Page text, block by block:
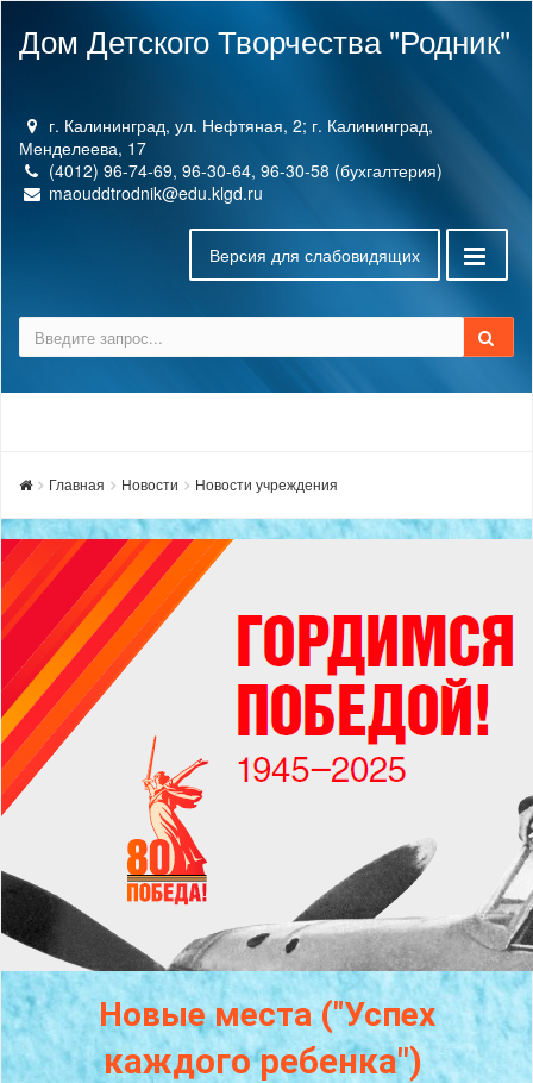
Дом Детского Творчества "Родник"
г. Калининград, ул. Нефтяная, 2; г. Калининград,
Менделеева, 17
(4012) 96-74-69, 96-30-64, 96-30-58 (бухгалтерия)
maouddtrodnik@edu.klgd.ru
Версия для слабовидящих
Главная Новости Новости учреждения
Новые места ("Успех
каждогоребенка")